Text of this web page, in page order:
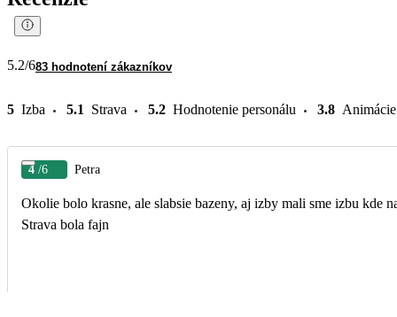
5.2/683 hodnotení zákazníkov
5 Izba 5.1 Strava 5.2 Hodnotenie personálu 3.8 Animácie
4 /6 Petra
Okolie bolo krasne, ale slabsie bazeny, aj izby mali sme izbu kde
Strava bola fajn